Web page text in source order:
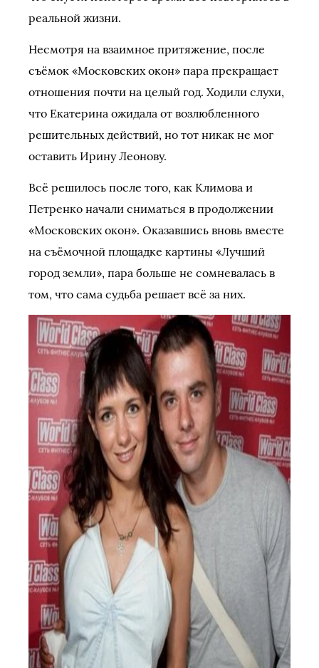
реальной жизни.
Несмотря на взаимное притяжение, после
съёмок «Московских окон» пара прекращает
отношения почти на целый год. Ходили слухи,
что Екатерина ожидала от возлюбленного
решительных действий, но тот никак не мог
оставить Ирину Леонову.
Всё решилось после того, как Климова и
Петренко начали сниматься в продолжении
«Московских окон». Оказавшись вновь вместе
на съёмочной площадке картины «Лучший
город земли», пара больше не сомневалась в
том, что сама судьба решает всё за них.